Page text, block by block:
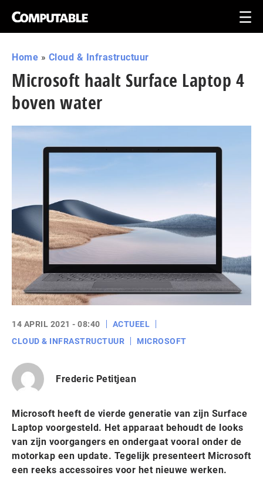
Home » Cloud & Infrastructuur
Microsoft haalt Surface Laptop 4
boven water
14 APRIL 2021 - 08:40
ACTUEEL
CLOUD & INFRASTRUCTUUR
MICROSOFT
Frederic Petitjean
Microsoft heeft de vierde generatie van zijn Surface
Laptop voorgesteld. Het apparaat behoudt de looks
van zijn voorgangers en ondergaat vooral onder de
motorkap een update. Tegelijk presenteert Microsoft
een reeks accessoires voor het nieuwe werken.